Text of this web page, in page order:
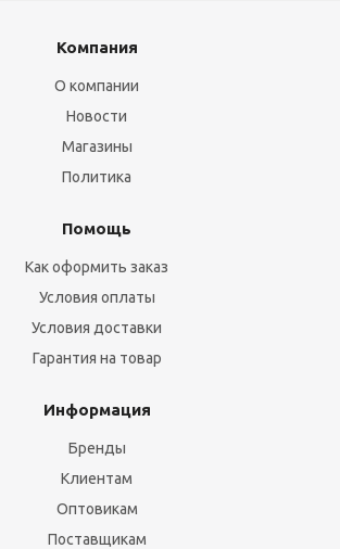
Компания
О компании
Новости
Магазины
Политика
Помощь
Как оформить заказ
Условия оплаты
Условия доставки
Гарантия на товар
Информация
Бренды
Клиентам
Оптовикам
Поставщикам